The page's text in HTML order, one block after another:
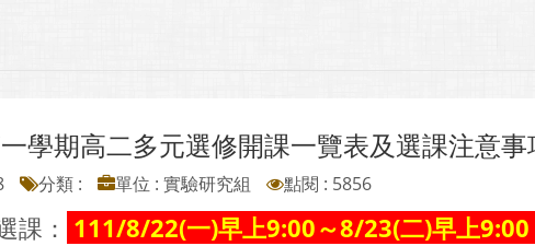
學期高二多元選修開課一覽表及選課注意事
分類 : 單位 : 實驗研究組 點閱 : 5856
課： 111/8/22(一)早上9:00～8/23(二)早上9:00